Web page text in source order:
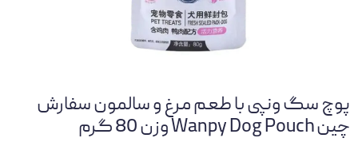
پوچ سگ ونپی با طعم مرغ و سالمون سفارش
چین Wanpy Dog Pouch وزن 80 گرم